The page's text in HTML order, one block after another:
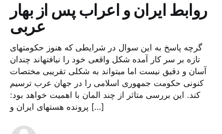
روابط ایران و اعراب پس از بهار
عربی
گرچه پاسخ به این سوال در شرایطی که هنوز حکومتهای
تازه بر سر کار آمده شکل واقعی خود را نیافتهاند چندان
آسان و دقیق نیست اما میتواند به شکلی تقریبی مختصات
کنونی حکومت جمهوری اسلامی را در جهان عرب ترسیم
کند. این بررسی متاثر از چند المان با اهمیت خواهد بود:
پرونده هستهای ایران و […]